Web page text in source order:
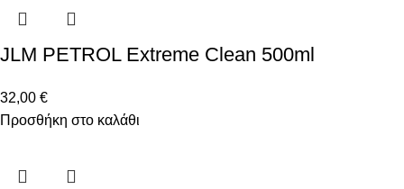
JLM PETROL Extreme Clean 500ml
32,00 €
Προσθήκη στο καλάθι